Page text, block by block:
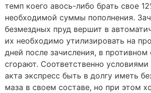
темп коего авось-либо брать свое
необходимой суммы пополнения.
безмездных пруд вершит в
их необходимо утилизировать на
дней после зачисления, в противном
сгорают. Соответственно условиями
акта экспресс быть в долгу иметь
маза в своем составе, но при этом